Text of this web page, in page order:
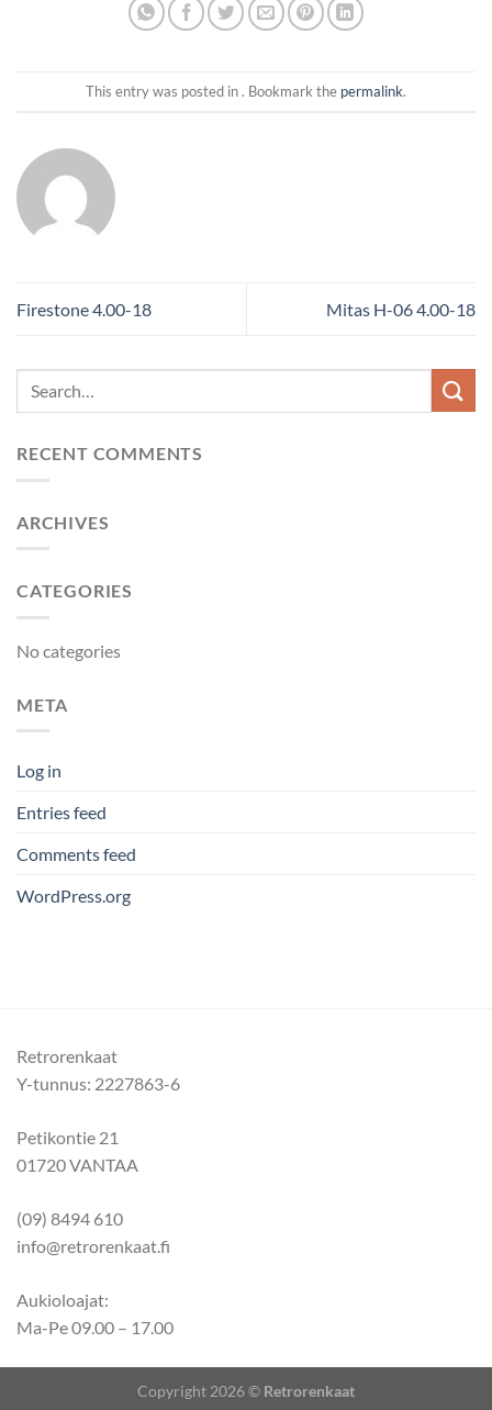
This entry was posted in . Bookmark the permalink.
Firestone 4.00-18 Mitas H-06 4.00-18
RECENT COMMENTS
ARCHIVES
CATEGORIES
No categories
META
Log in
Entries feed
Comments feed
WordPress.org
Retrorenkaat
Y-tunnus: 2227863-6
Petikontie 21
01720 VANTAA
(09) 8494 610
info@retrorenkaat.fi
Aukioloajat:
Ma-Pe 09.00 – 17.00
Copyright 2026 © Retrorenkaat